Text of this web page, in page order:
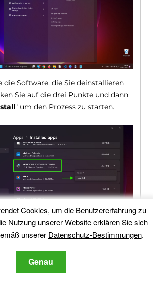
die Software, die Sie deinstallieren
Sie auf die drei Punkte und dann
" um den Prozess zu starten.
den Deinstallationsschritten, bis die
Cookies, um die Benutzererfahrung zu
Nutzung unserer Website erklären Sie sich
unserer Datenschutz-Bestimmungen.
Genau